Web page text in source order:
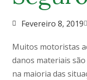
Fevereiro 8, 2019
Muitos motoristas
danos materiais
na maioria das